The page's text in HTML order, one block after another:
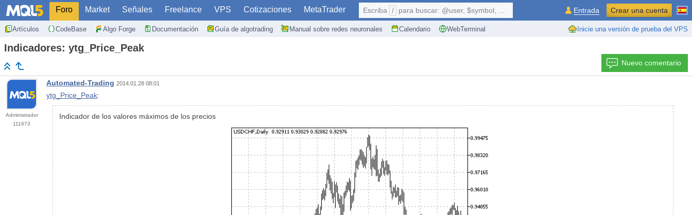
Foro Market Señales Freelance VPS Cotizaciones MetaTrader
Artículos CodeBase Algo Forge Documentación Guía de algotrading Manual sobre redes neuronales Calendario WebTerminal Inicie una versión de prueba del VPS
Escriba / para buscar: @user, $symbol, ... Entrada Crear una cuenta
Indicadores: ytg_Price_Peak
Nuevo comentario
Administrador
111673
Automated-Trading 2014.01.28 08:01
ytg_Price_Peak:
Indicador de los valores máximos de los precios